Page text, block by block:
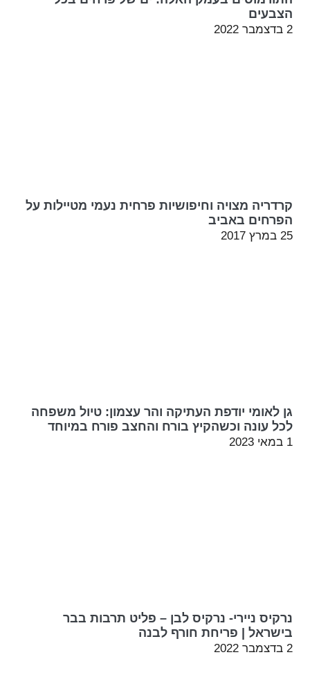
הצבעים
2 בדצמבר 2022
קרדריה מצויה וחיפושיות פרחית נעמי מטיילות על
הפרחים באביב
25 במרץ 2017
גן לאומי יודפת העתיקה והר עצמון: טיול משפחה
לכל עונה וכשהקיץ בורח והחצב פורח במיוחד
1 במאי 2023
נרקיס ניירי- נרקיס לבן – פליט תרבות בבר
בישראל | פריחת חורף לבנה
2 בדצמבר 2022